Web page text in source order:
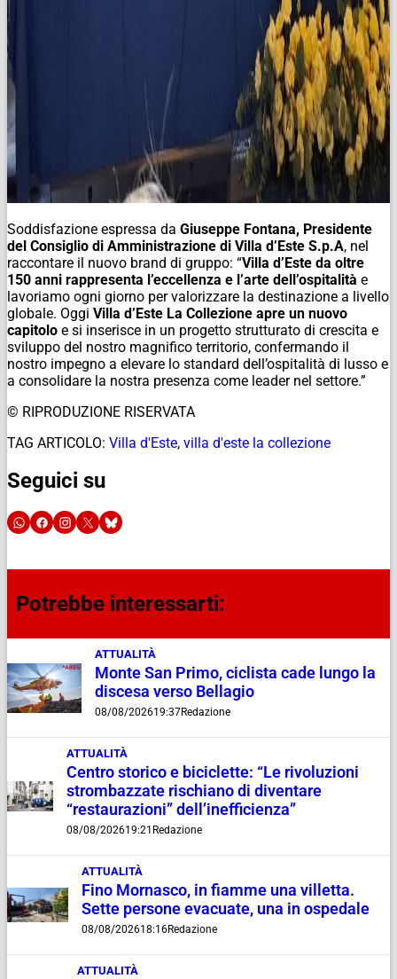
Soddisfazione espressa da Giuseppe Fontana, Presidente
del Consiglio di Amministrazione di Villa d’Este S.p.A, nel
raccontare il nuovo brand di gruppo: “Villa d’Este da oltre
150 anni rappresenta l’eccellenza e l’arte dell’ospitalità e
lavoriamo ogni giorno per valorizzare la destinazione a livello
globale. Oggi Villa d’Este La Collezione apre un nuovo
capitolo e si inserisce in un progetto strutturato di crescita e
sviluppo del nostro magnifico territorio, confermando il
nostro impegno a elevare lo standard dell’ospitalità di lusso e
a consolidare la nostra presenza come leader nel settore.”
© RIPRODUZIONE RISERVATA
TAG ARTICOLO: Villa d'Este, villa d'este la collezione
Seguici su
Potrebbe interessarti:
ATTUALITÀ
Monte San Primo, ciclista cade lungo la
discesa verso Bellagio
08/08/202619:37Redazione
ATTUALITÀ
Centro storico e biciclette: “Le rivoluzioni
strombazzate rischiano di diventare
“restaurazioni” dell’inefficienza”
08/08/202619:21 Redazione
ATTUALITÀ
Fino Mornasco, in fiamme una villetta.
Sette persone evacuate, una in ospedale
08/08/202618:16Redazione
ATTUALITÀ